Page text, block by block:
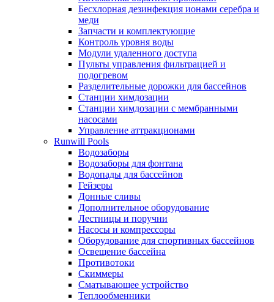
Беcхлорная дезинфекция ионами серебра и
меди
Запчасти и комплектующие
Контроль уровня воды
Модули удаленного доступа
Пульты управления фильтрацией и
подогревом
Разделительные дорожки для бассейнов
Станции химдозации
Станции химдозации с мембранными
насосами
Управление аттракционами
Runwill Pools
Водозаборы
Водозаборы для фонтана
Водопады для бассейнов
Гейзеры
Донные сливы
Дополнительное оборудование
Лестницы и поручни
Насосы и компрессоры
Оборудование для спортивных бассейнов
Освещение бассейна
Противотоки
Скиммеры
Сматывающее устройство
Теплообменники